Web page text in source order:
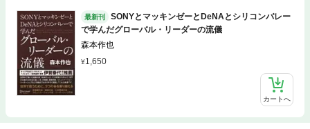
最新刊
SONYとマッキンゼーとDeNAとシリコンバレー
で学んだグローバル・リーダーの流儀
森本作也
1,650
カートへ